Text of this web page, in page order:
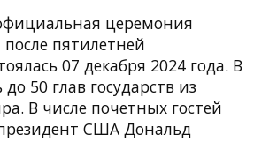
церемония
пятилетней
07 декабря 2024 года. В
50 глав государств из
В числе почетных гостей
США Дональд